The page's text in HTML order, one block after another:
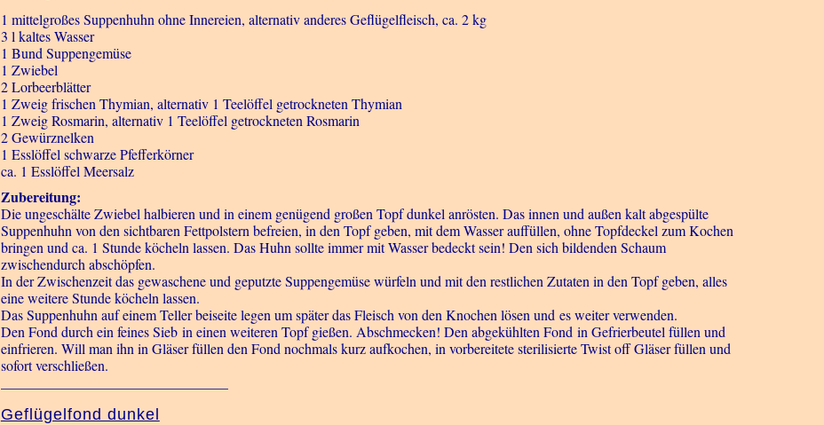
1 mittelgroßes Suppenhuhn ohne Innereien, alternativ anderes Geflügelfleisch, ca. 2 kg
3 l kaltes Wasser
1 Bund Suppengemüse
1 Zwiebel
2 Lorbeerblätter
1 Zweig frischen Thymian, alternativ 1 Teelöffel getrockneten Thymian
1 Zweig Rosmarin, alternativ 1 Teelöffel getrockneten Rosmarin
2 Gewürznelken
1 Esslöffel schwarze Pfefferkörner
ca. 1 Esslöffel Meersalz
Zubereitung:
Die ungeschälte Zwiebel halbieren und in einem genügend großen Topf dunkel anrösten. Das innen und außen kalt abgespülte
Suppenhuhn von den sichtbaren Fettpolstern befreien, in den Topf geben, mit dem Wasser auffüllen, ohne Topfdeckel zum Kochen
bringen und ca. 1 Stunde köcheln lassen. Das Huhn sollte immer mit Wasser bedeckt sein! Den sich bildenden Schaum
zwischendurch abschöpfen.
In der Zwischenzeit das gewaschene und geputzte Suppengemüse würfeln und mit den restlichen Zutaten in den Topf geben, alles
eine weitere Stunde köcheln lassen.
Das Suppenhuhn auf einem Teller beiseite legen um später das Fleisch von den Knochen lösen und es weiter verwenden.
Den Fond durch ein feines Sieb in einen weiteren Topf gießen. Abschmecken! Den abgekühlten Fond in Gefrierbeutel füllen und
einfrieren. Will man ihn in Gläser füllen den Fond nochmals kurz aufkochen, in vorbereitete sterilisierte Twist off Gläser füllen und
sofort verschließen.
Geflügelfond dunkel